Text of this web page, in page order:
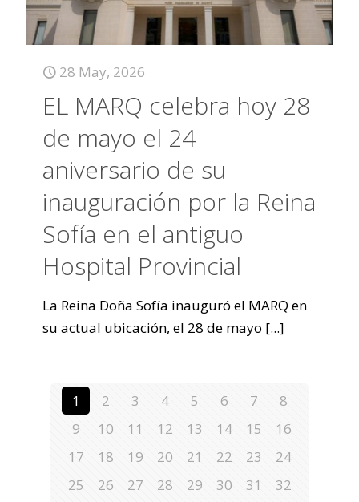
28 May, 2026
EL MARQ celebra hoy 28
de mayo el 24
aniversario de su
inauguración por la Reina
Sofía en el antiguo
Hospital Provincial
La Reina Doña Sofía inauguró el MARQ en
su actual ubicación, el 28 de mayo [...]
1 2 3 4 5 6 7
8
9
10 11 12 13 14 15
16
17
18 19 20 21 22 23
24
25
26 27 28 29 30 31
32